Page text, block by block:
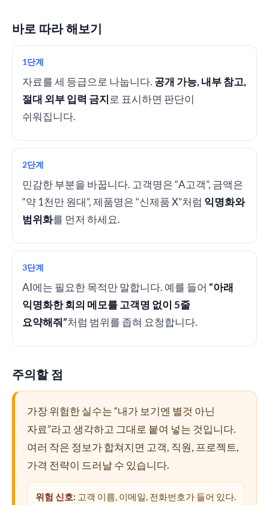
바로 따라 해보기
1단계
자료를 세 등급으로 나눕니다. 공개 가능, 내부 참고,
절대 외부 입력 금지 로 표시하면 판단이
쉬워집니다.
2단계
민감한 부분을 바꿉니다. 고객명은 “A고객”, 금액은
“약 1천만 원대”, 제품명은 “신제품 X”처럼 익명화와
범위화를 먼저 하세요.
3단계
AI에는 필요한 목적만 말합니다. 예를 들어 “아래
익명화한 회의 메모를 고객명 없이 5줄
요약해줘”처럼 범위를 좁혀 요청합니다.
주의할 점
가장 위험한 실수는 “내가 보기엔 별것 아닌
자료”라고 생각하고 그대로 붙여 넣는 것입니다.
여러 작은 정보가 합쳐지면 고객, 직원, 프로젝트,
가격 전략이 드러날 수 있습니다.
위험 신호: 고객 이름, 이메일, 전화번호가 들어 있다.